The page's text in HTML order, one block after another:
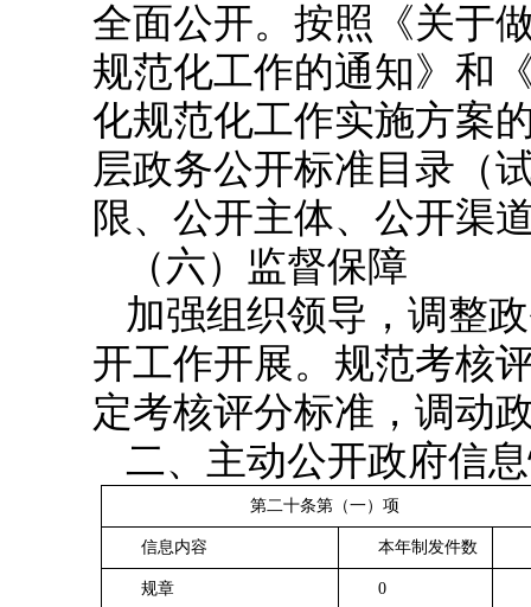
全面公开。按照
《关于
规范化工作的通知》 和
化规范化工作实施方案
层政务公开标准目录（
限、公开主体、公开渠
（六） 监督保障
加强组织领导 ， 调整
开工作开展。规范考核
定考核评分标准 ，调动
二、 主动公开政府信
第二十条第（一）项
信息内容 本年制发件数
规章 0